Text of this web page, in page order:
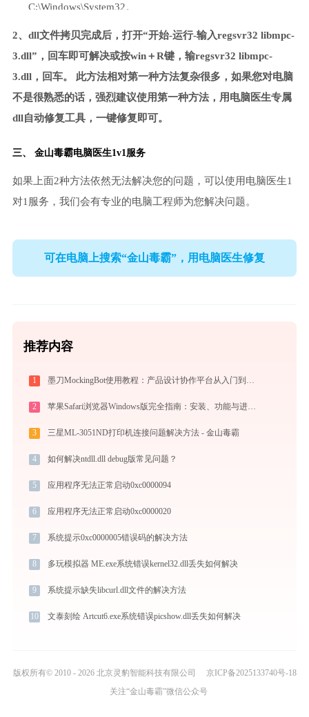
C:\Windows\System32。
2、dll文件拷贝完成后，打开“开始-运行-输入regsvr32 libmpc-
3.dll”，回车即可解决或按win＋R键，输regsvr32 libmpc-
3.dll，回车。 此方法相对第一种方法复杂很多，如果您对电脑
不是很熟悉的话，强烈建议使用第一种方法，用电脑医生专属
dll自动修复工具，一键修复即可。
三、 金山毒霸电脑医生1v1服务
如果上面2种方法依然无法解决您的问题，可以使用电脑医生1
对1服务，我们会有专业的电脑工程师为您解决问题。
可在电脑上搜索“金山毒霸”，用电脑医生修复
推荐内容
1 墨刀MockingBot使用教程：产品设计协作平台从入门到精通
2 苹果Safari浏览器Windows版完全指南：安装、功能与进阶使用技巧全攻略（2026最新）
3 三星ML-3051ND打印机连接问题解决方法 - 金山毒霸
4 如何解决ntdll.dll debug版常见问题？
5 应用程序无法正常启动0xc0000094
6 应用程序无法正常启动0xc0000020
7 系统提示0xc0000005错误码的解决方法
8 多玩模拟器 ME.exe系统错误kernel32.dll丢失如何解决
9 系统提示缺失libcurl.dll文件的解决方法
10 文泰刻绘 Artcut6.exe系统错误picshow.dll丢失如何解决
版权所有© 2010 - 2026 北京灵豹智能科技有限公司
京ICP备2025133740号-18
关注“金山毒霸”微信公众号